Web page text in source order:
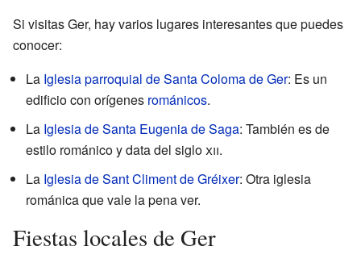
Si visitas Ger, hay varios lugares interesantes que puedes
conocer:
La Iglesia parroquial de Santa Coloma de Ger: Es un
edificio con orígenes románicos.
La Iglesia de Santa Eugenia de Saga: También es de
estilo románico y data del sigloxii.
La Iglesia de Sant Climent de Gréixer: Otra iglesia
románica que vale la pena ver.
Fiestas locales de Ger